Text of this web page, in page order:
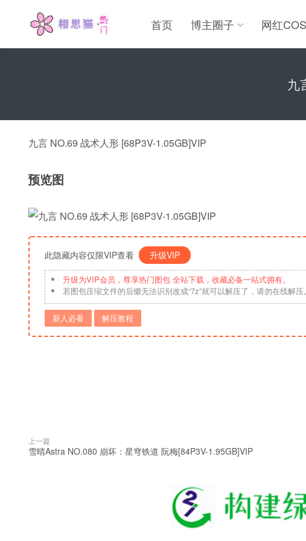
首页 博主圈子 网红COS
九
九言 NO.69 战术人形 [68P3V-1.05GB]VIP
预览图
此隐藏内容仅限VIP查看 升级VIP
升级为VIP会员，尊享热门图包 全站下载，收藏必备一站式拥有。
若图包压缩文件的后缀无法识别改成“7z”就可以解压了，请勿在线解压。
新人必看 解压教程
上一篇
雪晴Astra NO.080 崩坏：星穹铁道 阮梅[84P3V-1.95GB]VIP